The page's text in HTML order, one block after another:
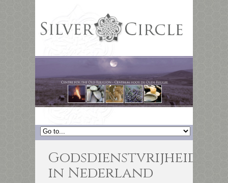
Godsdienstvrijheid
in Nederland